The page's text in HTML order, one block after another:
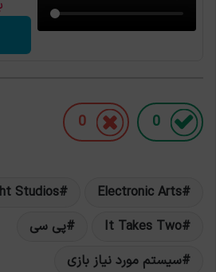
0
0
Electronic Arts
Studios
It Takes Two
پی سی
سیستم مورد نیاز بازی